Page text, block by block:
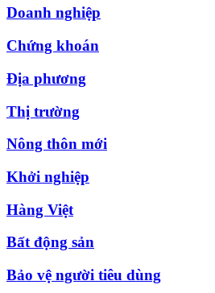
Doanh nghiệp
Chứng khoán
Địa phương
Thị trường
Nông thôn mới
Khởi nghiệp
Hàng Việt
Bất động sản
Bảo vệ người tiêu dùng